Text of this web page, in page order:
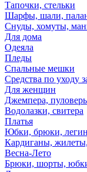
Тапочки, стельки
Шарфы, шали,
Снуды, хомуты,
Для дома
Одеяла
Пледы
Спальные мешки
Средства по уходу
Для женщин
Джемпера,
Водолазки, свитера
Платья
Юбки, брюки,
Кардиганы,
Весна-Лето
Брюки, шорты,